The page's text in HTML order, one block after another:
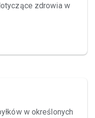
zdrowia w
w określonych